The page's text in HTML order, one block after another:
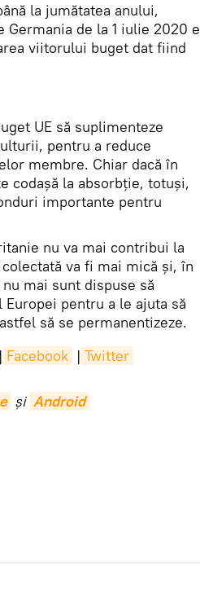
la jumătatea anului,
de la 1 iulie 2020 e
viitorului buget dat fiind
UE să suplimenteze
pentru a reduce
membre. Chiar dacă în
codașă la absorbție, totuși,
importante pentru
nu va mai contribui la
va fi mai mică și, în
mai sunt dispuse să
pentru a le ajuta să
să se permanentizeze.
Facebook | Twitter
și Android